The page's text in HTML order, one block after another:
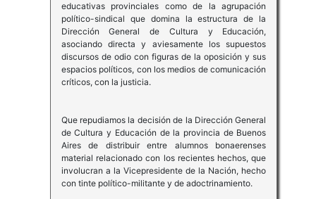
educativas provinciales como de la agrupación
político-sindical que domina la estructura de la
Dirección General de Cultura y Educación,
asociando directa y aviesamente los supuestos
discursos de odio con figuras de la oposición y sus
espacios políticos, con los medios de comunicación
críticos, con la justicia.
Que repudiamos la decisión de la Dirección General
de Cultura y Educación de la provincia de Buenos
Aires de distribuir entre alumnos bonaerenses
material relacionado con los recientes hechos, que
involucran a la Vicepresidente de la Nación, hecho
con tinte político-militante y de adoctrinamiento.